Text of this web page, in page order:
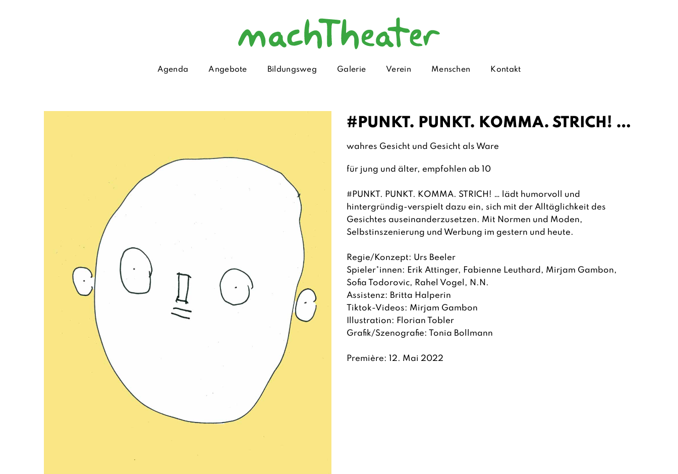
Agenda Angebote Bildungsweg Galerie Verein Menschen Kontakt
#PUNKT. PUNKT. KOMMA. STRICH! …
wahres Gesicht und Gesicht als Ware
für jung und älter, empfohlen ab 10
#PUNKT. PUNKT. KOMMA. STRICH! … lädt humorvoll und
hintergründig-verspielt dazu ein, sich mit der Alltäglichkeit des
Gesichtes auseinanderzusetzen. Mit Normen und Moden,
Selbstinszenierung und Werbung im gestern und heute.
Regie/Konzept: Urs Beeler
Spieler*innen: Erik Attinger, Fabienne Leuthard, Mirjam Gambon,
Sofia Todorovic, Rahel Vogel, N.N.
Assistenz: Britta Halperin
Tiktok-Videos: Mirjam Gambon
Illustration: Florian Tobler
Grafik/Szenografie: Tonia Bollmann
Première: 12. Mai 2022